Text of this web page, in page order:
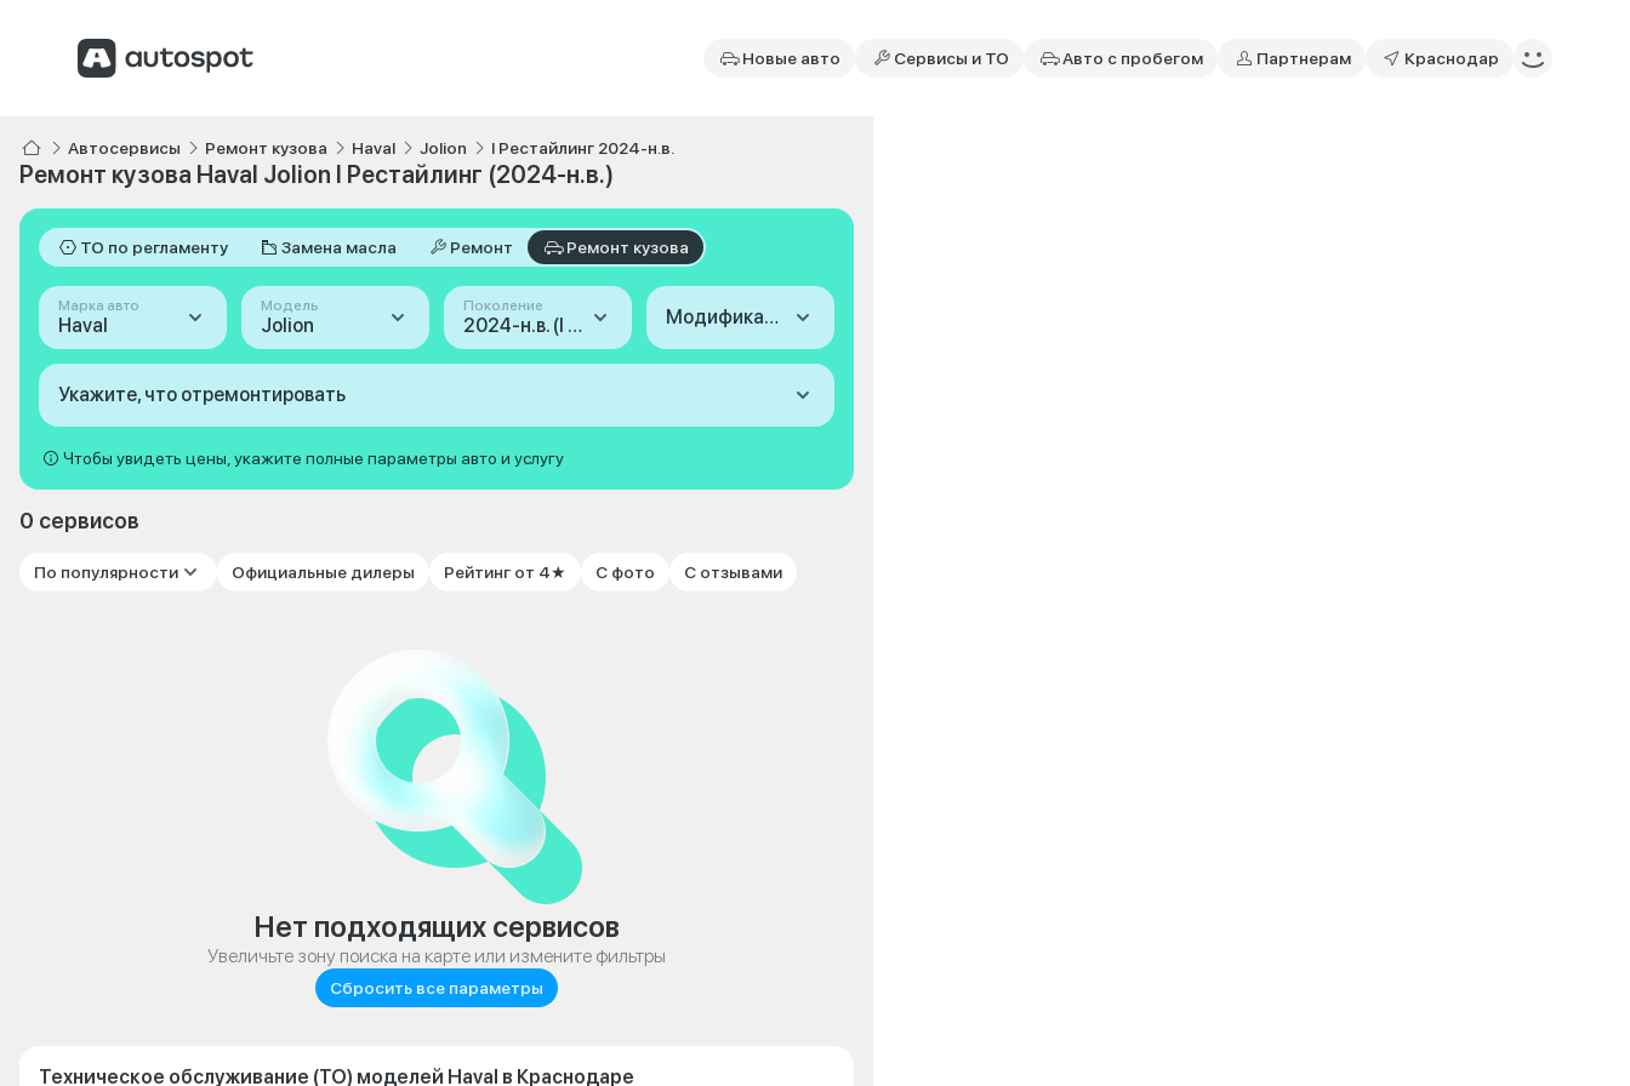
Новые авто Сервисы и ТО Авто с пробегом Партнерам Краснодар
Автосервисы Ремонт кузова Haval Jolion I Рестайлинг 2024-н.в.
Ремонт кузова Haval Jolion I Рестайлинг (2024-н.в.)
ТО по регламенту Замена масла Ремонт Ремонт кузова
Марка авто
Haval
Модель
Jolion
Поколение
2024-н.в. (I Рестайлинг) Модификация
Укажите, что отремонтировать
Чтобы увидеть цены, укажите полные параметры авто и услугу
0 сервисов
По популярности Официальные дилеры Рейтинг от 4★ С фото С отзывами
Нет подходящих сервисов
Увеличьте зону поиска на карте или измените фильтры
Сбросить все параметры
Техническое обслуживание (ТО) моделей Haval в Краснодаре